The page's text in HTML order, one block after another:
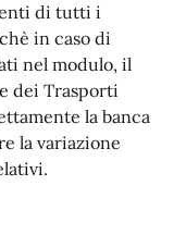
di tutti i
in caso di
nel modulo, il
dei Trasporti
la banca
la variazione